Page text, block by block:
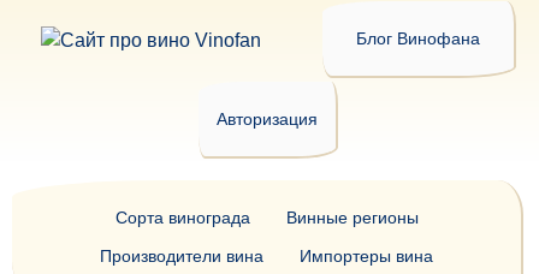
Блог Винофана
Авторизация
Сорта винограда
Винные регионы
Производители вина
Импортеры вина